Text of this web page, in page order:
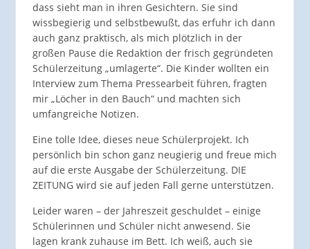
dass sieht man in ihren Gesichtern. Sie sind
wissbegierig und selbstbewußt, das erfuhr ich dann
auch ganz praktisch, als mich plötzlich in der
großen Pause die Redaktion der frisch gegründeten
Schülerzeitung „umlagerte“. Die Kinder wollten ein
Interview zum Thema Pressearbeit führen, fragten
mir „Löcher in den Bauch“ und machten sich
umfangreiche Notizen.
Eine tolle Idee, dieses neue Schülerprojekt. Ich
persönlich bin schon ganz neugierig und freue mich
auf die erste Ausgabe der Schülerzeitung. DIE
ZEITUNG wird sie auf jeden Fall gerne unterstützen.
Leider waren – der Jahreszeit geschuldet – einige
Schülerinnen und Schüler nicht anwesend. Sie
lagen krank zuhause im Bett. Ich weiß, auch sie